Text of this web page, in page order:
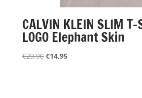
CALVIN KLEIN SLIM T-
LOGO Elephant Skin
€29,90 Oorspronkelijke
€14,95Huidige